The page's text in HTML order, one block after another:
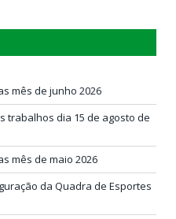
mês de junho 2026
trabalhos dia 15 de agosto de
mês de maio 2026
da Quadra de Esportes